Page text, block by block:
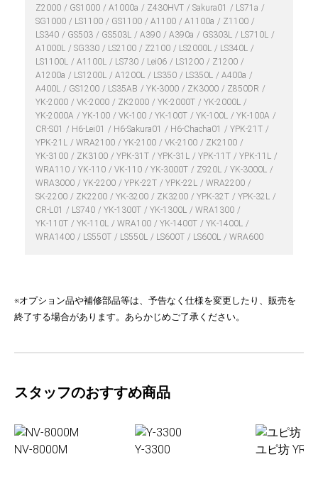
Z2000
GS1000 A1000a Z430HVT Sakura01
LS71a
SG1000
LS1100 GS1100 A1100 A1100a
Z1100
LS340
GS503 GS503L A390 A390a GS303L
LS710L
A1000L
SG330 LS2100 Z2100 LS2000L
LS340L
LS1100L
A1100L LS730 Lei06 LS1200
Z1200
A1200a
LS1200L A1200L LS350 LS350L
A400a
A400L
GS1200 LS35AB YK-3000 ZK3000
Z850DR
YK-2000
VK-2000 ZK2000 YK-2000T
YK-2000L
YK-2000A
YK-100 VK-100 YK-100T YK-100L
YK-100A
CR-S01
H6-Lei01 H6-Sakura01 H6-Chacha01
YPK-21T
YPK-21L
WRA2100 YK-2100 VK-2100
ZK2100
YK-3100
ZK3100 YPK-31T YPK-31L YPK-11T
YPK-11L
WRA110
YK-110 VK-110 YK-3000T Z920L
YK-3000L
WRA3000
YK-2200 YPK-22T YPK-22L
WRA2200
SK-2200
ZK2200 YK-3200 ZK3200 YPK-32T
YPK-32L
CR-L01
LS740 YK-1300T YK-1300L
WRA1300
YK-110T
YK-110L WRA100 YK-1400T
YK-1400L
WRA1400
LS550T LS550L LS600T LS600L WRA600
※オプション品や補修部品等は、予告なく仕様を変更したり、販売を
終了する場合があります。あらかじめご了承ください。
スタッフのおすすめ商品
NV-8000M Y-3300 ユピ坊 YR-